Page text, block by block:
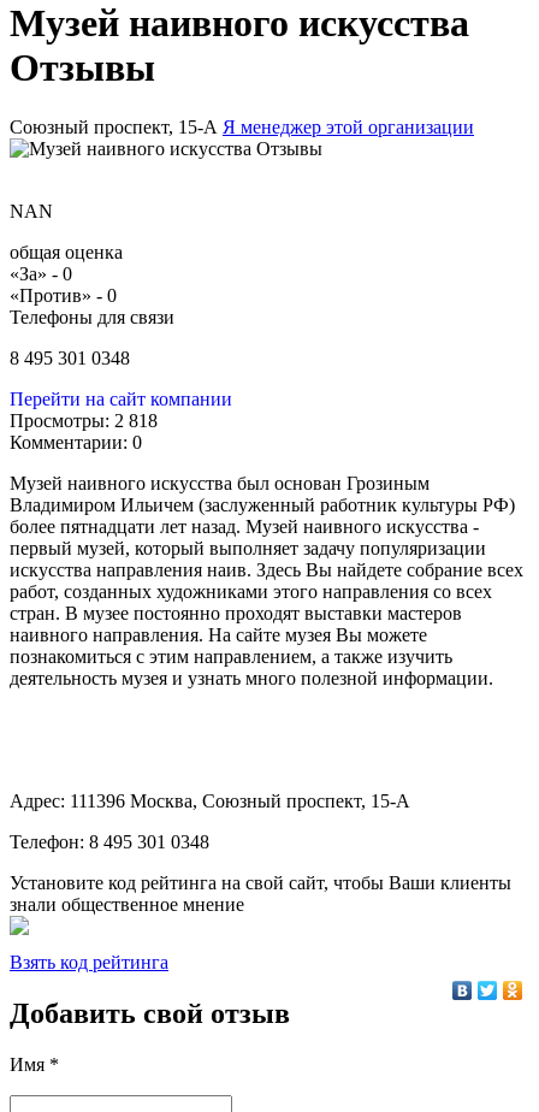
Музей наивного искусства
Отзывы
Союзный проспект, 15-А Я менеджер этой организации
NAN
общая оценка
«За» - 0
«Против» - 0
Телефоны для связи
8 495 301 0348
Перейти на сайт компании
Просмотры: 2 818
Комментарии: 0
Музей наивного искусства был основан Грозиным
Владимиром Ильичем (заслуженный работник культуры РФ)
более пятнадцати лет назад. Музей наивного искусства -
первый музей, который выполняет задачу популяризации
искусства направления наив. Здесь Вы найдете собрание всех
работ, созданных художниками этого направления со всех
стран. В музее постоянно проходят выставки мастеров
наивного направления. На сайте музея Вы можете
познакомиться с этим направлением, а также изучить
деятельность музея и узнать много полезной информации.
Адрес: 111396 Москва, Союзный проспект, 15-А
Телефон: 8 495 301 0348
Установите код рейтинга на свой сайт, чтобы Ваши клиенты
знали общественное мнение
Взять код рейтинга
Добавить свой отзыв
Имя *